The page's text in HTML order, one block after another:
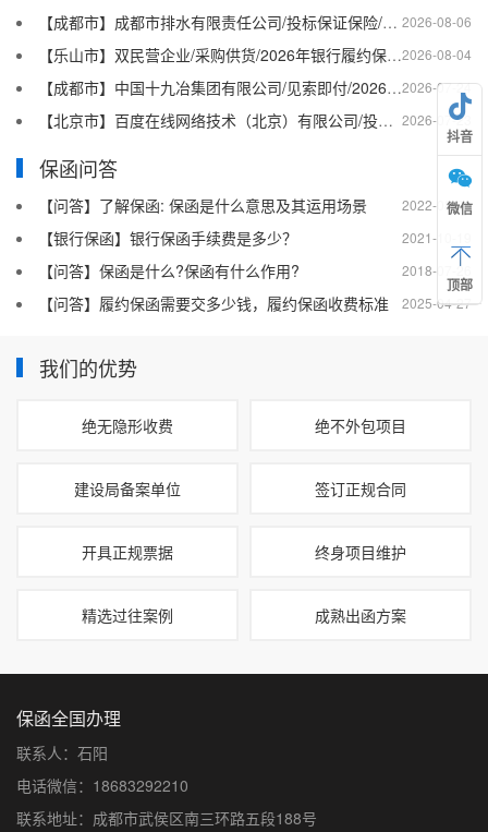
2026-08-06
【成都市】成都市排水有限责任公司/投标保证保险/2026银行投标保函十三
2026-08-04
【乐山市】双民营企业/采购供货/2026年银行履约保函四十二
2026-07-24
【成都市】中国十九冶集团有限公司/见索即付/2026年银行履约保函四十一
2026-07-23
【北京市】百度在线网络技术（北京）有限公司/投标保函/2026银行投标保函十二
保函问答
2022-08-20
【问答】了解保函: 保函是什么意思及其运用场景
2021-10-19
【银行保函】银行保函手续费是多少？
2018-07-26
【问答】保函是什么?保函有什么作用?
2025-04-27
【问答】履约保函需要交多少钱，履约保函收费标准
我们的优势
绝无隐形收费 绝不外包项目
建设局备案单位 签订正规合同
开具正规票据 终身项目维护
精选过往案例 成熟出函方案
保函全国办理
联系人：石阳
电话微信：18683292210
联系地址：成都市武侯区南三环路五段188号
抖音
微信
顶部